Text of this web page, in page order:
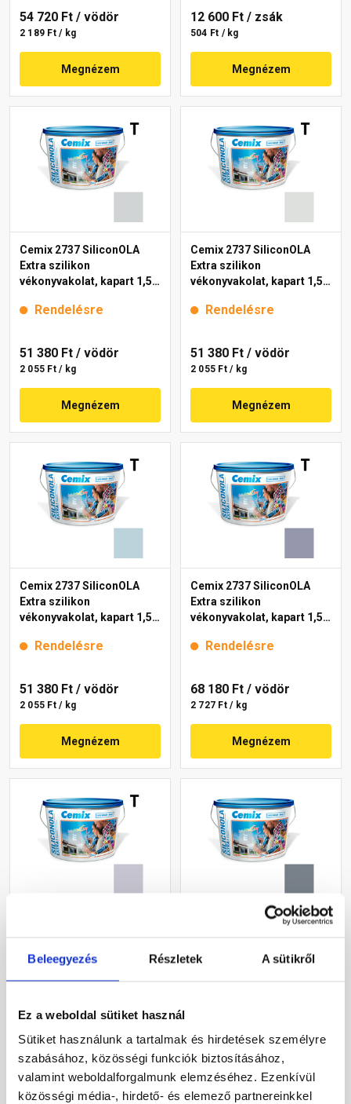
Beleegyezés Részletek A sütikről
Ez a weboldal sütiket használ
Sütiket használunk a tartalmak és hirdetések személyre
szabásához, közösségi funkciók biztosításához,
valamint weboldalforgalmunk elemzéséhez. Ezenkívül
közösségi média-, hirdető- és elemező partnereinkkel
54 720 Ft / vödör
2 189 Ft / kg
Megnézem
12 600 Ft / zsák
504 Ft / kg
Megnézem
Cemix 2737 SiliconOLA
Extra szilikon
vékonyvakolat, kapart 1,5
Rendelésre
51 380 Ft / vödör
2 055 Ft / kg
Megnézem
Cemix 2737 SiliconOLA
Extra szilikon
vékonyvakolat, kapart 1,5
Rendelésre
51 380 Ft / vödör
2 055 Ft / kg
Megnézem
Cemix 2737 SiliconOLA
Extra szilikon
vékonyvakolat, kapart 1,5
Rendelésre
51 380 Ft / vödör
2 055 Ft / kg
Megnézem
Cemix 2737 SiliconOLA
Extra szilikon
vékonyvakolat, kapart 1,5
Rendelésre
68 180 Ft / vödör
2 727 Ft / kg
Megnézem
vékonyvakolat, kapart 1,5
mm 4755 blue 25 kg
Rendelésre
2 189 Ft / kg
Megnézem
Cemix 2737 SiliconOLA
vékonyvakolat, kapart 1,5
2 189 Ft / kg
Megnézem